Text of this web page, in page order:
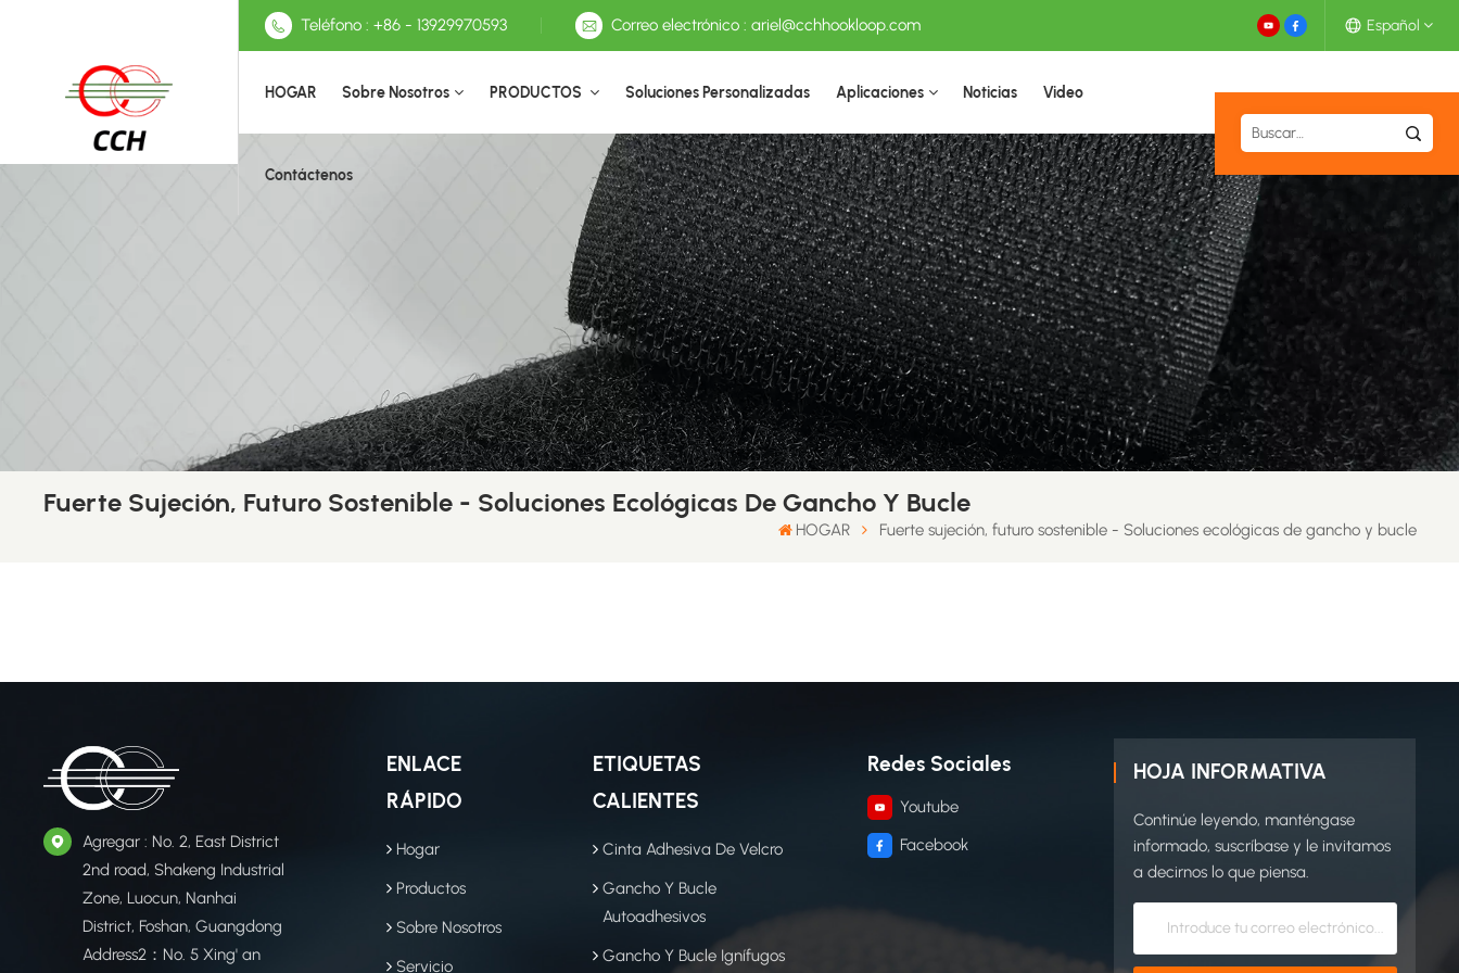
Teléfono : +86 - 13929970593 Correo electrónico : ariel@cchhookloop.com Español
Español
Deutsch
Français
日本語
中文
HOGAR Sobre Nosotros PRODUCTOS Soluciones Personalizadas Aplicaciones Noticias Video
Contáctenos
Fuerte Sujeción, Futuro Sostenible - Soluciones Ecológicas De Gancho Y Bucle
HOGAR Fuerte sujeción, futuro sostenible - Soluciones ecológicas de gancho y bucle
Agregar : No. 2, East District
2nd road, Shakeng Industrial
Zone, Luocun, Nanhai
District, Foshan, Guangdong
Address2：No. 5 Xing' an
ENLACE
RÁPIDO
Hogar
Productos
Sobre Nosotros
Servicio
ETIQUETAS
CALIENTES
Cinta Adhesiva De Velcro
Gancho Y Bucle
Autoadhesivos
Gancho Y Bucle Ignífugos
Redes Sociales
Youtube
Facebook
HOJA INFORMATIVA
Continúe leyendo, manténgase
informado, suscríbase y le invitamos
a decirnos lo que piensa.